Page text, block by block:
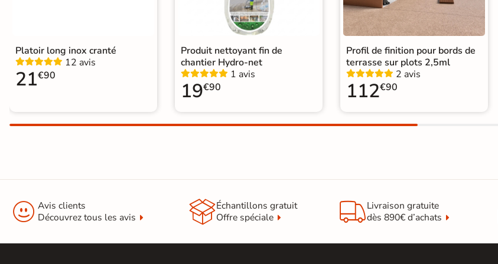
Platoir long inox cranté
12 avis
21€90
Produit nettoyant fin de
chantier Hydro-net
1 avis
19€90
Profil de finition pour bords de
terrasse sur plots 2,5ml
2 avis
112€90
 Avis clients
Découvrez tous les avis
Échantillons gratuit
Offre spéciale
Livraison gratuite
dès 890€ d’achats